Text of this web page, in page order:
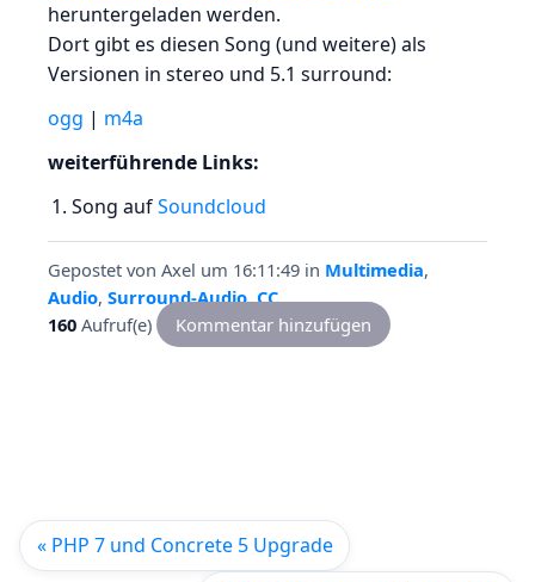
heruntergeladen werden.
Dort gibt es diesen Song (und weitere) als
Versionen in stereo und 5.1 surround:
ogg | m4a
weiterführende Links:
Song aufSoundcloud
Gepostet von Axel um 16:11:49 in Multimedia,
Audio, Surround-Audio,CC
160 Aufruf(e) Kommentar hinzufügen
« PHP 7 und Concrete 5 Upgrade